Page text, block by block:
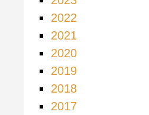
2022
2021
2020
2019
2018
2017